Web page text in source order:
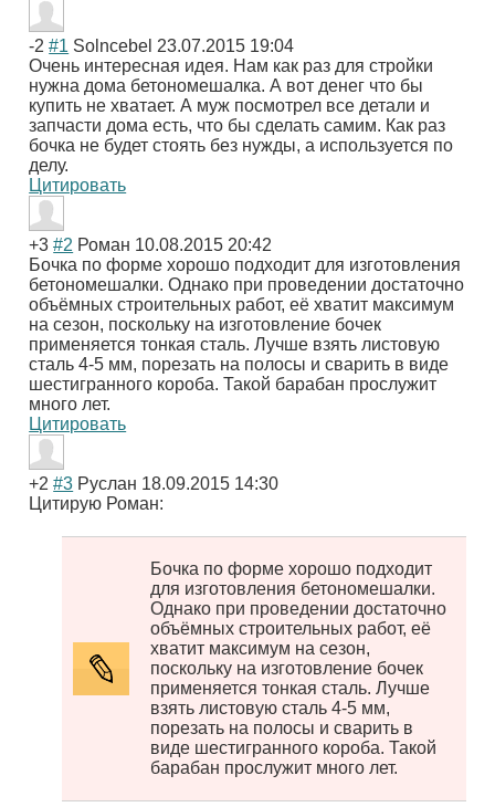
-2 #1 Solncebel 23.07.2015 19:04
Очень интересная идея. Нам как раз для стройки
нужна дома бетономешалка. А вот денег что бы
купить не хватает. А муж посмотрел все детали и
запчасти дома есть, что бы сделать самим. Как раз
бочка не будет стоять без нужды, а используется по
делу.
Цитировать
+3 #2 Роман 10.08.2015 20:42
Бочка по форме хорошо подходит для изготовления
бетономешалки. Однако при проведении достаточно
объёмных строительных работ, её хватит максимум
на сезон, поскольку на изготовление бочек
применяется тонкая сталь. Лучше взять листовую
сталь 4-5 мм, порезать на полосы и сварить в виде
шестигранного короба. Такой барабан прослужит
много лет.
Цитировать
+2 #3 Руслан 18.09.2015 14:30
Цитирую Роман:
Бочка по форме хорошо подходит
для изготовления бетономешалки.
Однако при проведении достаточно
объёмных строительных работ, её
хватит максимум на сезон,
поскольку на изготовление бочек
применяется тонкая сталь. Лучше
взять листовую сталь 4-5 мм,
порезать на полосы и сварить в
виде шестигранного короба. Такой
барабан прослужит много лет.